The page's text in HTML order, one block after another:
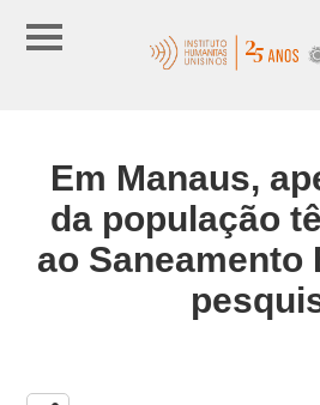
Em Manaus,
da população
ao Saneamento